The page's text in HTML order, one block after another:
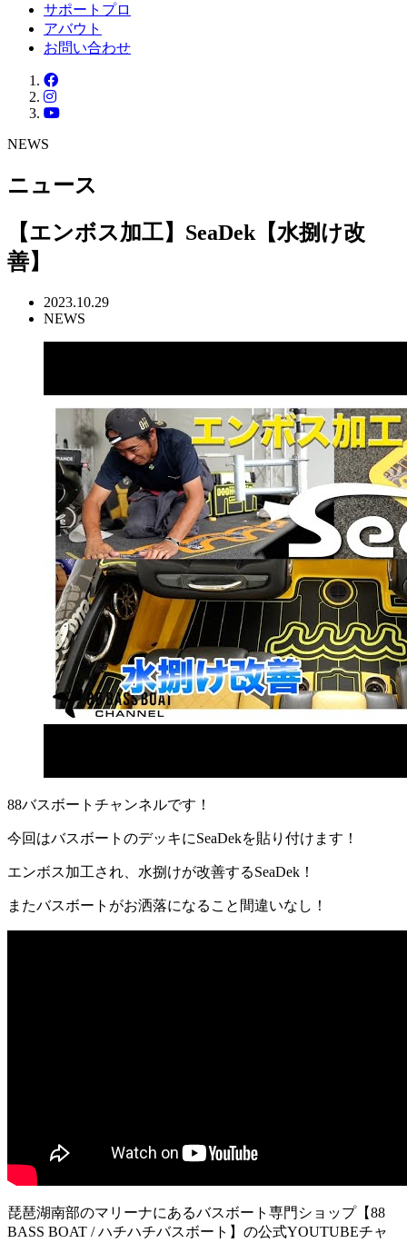
サポートプロ
アバウト
お問い合わせ
NEWS
ニュース
【エンボス加工】SeaDek【水捌け改
善】
2023.10.29
NEWS
88バスボートチャンネルです！
今回はバスボートのデッキにSeaDekを貼り付けます！
エンボス加工され、水捌けが改善するSeaDek！
またバスボートがお洒落になること間違いなし！
琵琶湖南部のマリーナにあるバスボート専門ショップ【88
BASS BOAT / ハチハチバスボート】の公式YOUTUBEチャ